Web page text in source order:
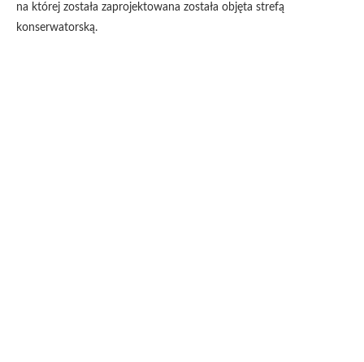
na której została zaprojektowana została objęta strefą
konserwatorską.